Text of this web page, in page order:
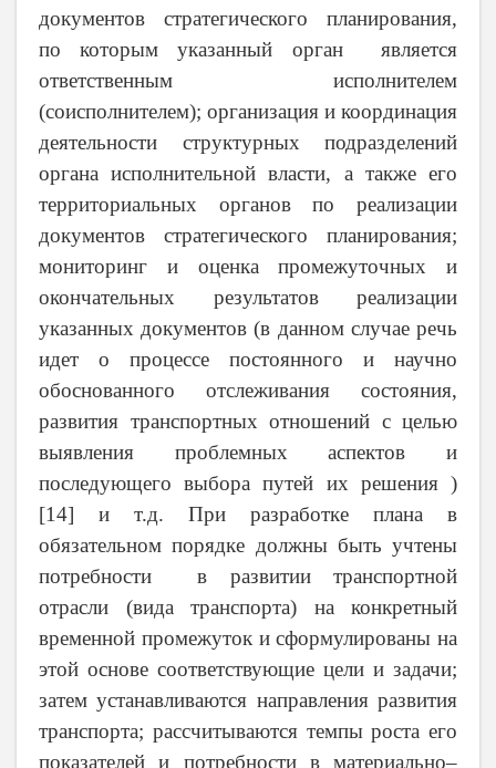
документов стратегического планирования,
по которым указанный орган является
ответственным исполнителем
(соисполнителем); организация и координация
деятельности структурных подразделений
органа исполнительной власти, а также его
территориальных органов по реализации
документов стратегического планирования;
мониторинг и оценка промежуточных и
окончательных результатов реализации
указанных документов (в данном случае речь
идет о процессе постоянного и научно
обоснованного отслеживания состояния,
развития транспортных отношений с целью
выявления проблемных аспектов и
последующего выбора путей их решения )
[14] и т.д. При разработке плана в
обязательном порядке должны быть учтены
потребности в развитии транспортной
отрасли (вида транспорта) на конкретный
временной промежуток и сформулированы на
этой основе соответствующие цели и задачи;
затем устанавливаются направления развития
транспорта; рассчитываются темпы роста его
показателей и потребности в материально–